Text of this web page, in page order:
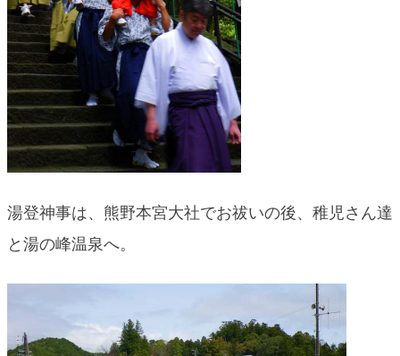
湯登神事は、熊野本宮大社でお祓いの後、稚児さん達
と湯の峰温泉へ。